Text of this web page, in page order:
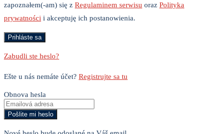
zapoznałem(-am) się z Regulaminem serwisu oraz Polityka
prywatności i akceptuję ich postanowienia.
Zabudli ste heslo?
Ešte u nás nemáte účet? Registrujte sa tu
Obnova hesla